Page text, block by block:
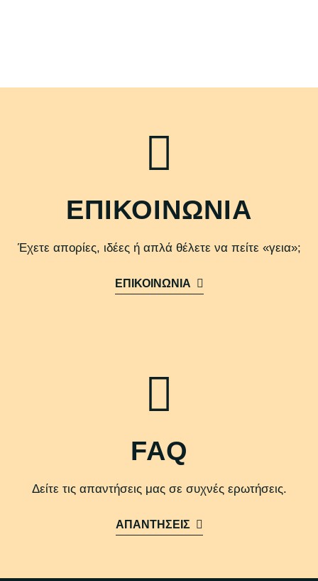
ΕΠΙΚΟΙΝΩΝΙΑ
Έχετε απορίες, ιδέες ή απλά θέλετε να πείτε «γεια»;
ΕΠΙΚΟΙΝΩΝΙΑ
FAQ
Δείτε τις απαντήσεις μας σε συχνές ερωτήσεις.
ΑΠΑΝΤΗΣΕΙΣ